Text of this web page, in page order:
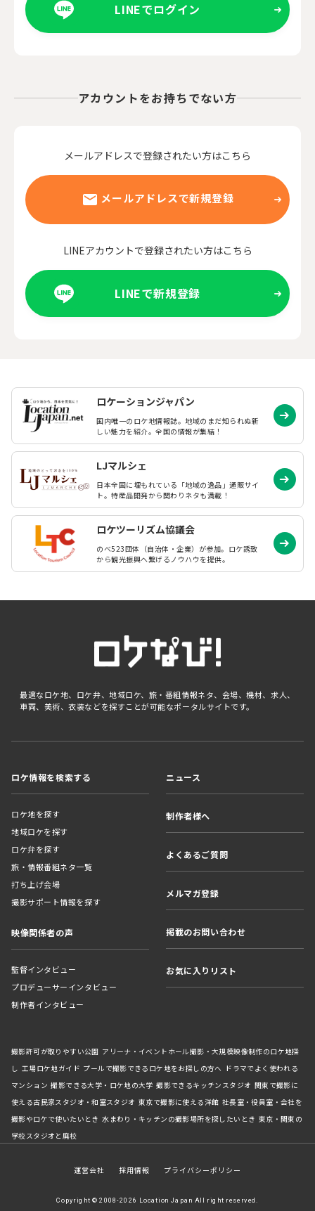
LINEでログイン
アカウントをお持ちでない方
メールアドレスで登録されたい方はこちら
メールアドレスで新規登録
LINEアカウントで登録されたい方はこちら
LINEで新規登録
ロケーションジャパン
国内唯一のロケ地情報誌。地域のまだ知られぬ新
しい魅力を紹介。全国の情報が集結！
LJマルシェ
日本全国に埋もれている「地域の逸品」通販サイ
ト。特産品開発から関わりネタも満載！
ロケツーリズム協議会
のべ523団体（自治体・企業）が参加。ロケ誘致
から観光振興へ繋げるノウハウを提供。
最適なロケ地、ロケ弁、地域ロケ、旅・番組情報ネタ、会場、機材、求人、
車両、美術、衣装などを探すことが可能なポータルサイトです。
ロケ情報を検索する
ロケ地を探す
地域ロケを探す
ロケ弁を探す
旅・情報番組ネタ一覧
打ち上げ会場
撮影サポート情報を探す
映像関係者の声
監督インタビュー
プロデューサーインタビュー
制作者インタビュー
ニュース
制作者様へ
よくあるご質問
メルマガ登録
掲載のお問い合わせ
お気に入りリスト
撮影許可が取りやすい公園 アリーナ・イベントホール撮影・大規模映像制作のロケ地探
し 工場ロケ地ガイド プールで撮影できるロケ地をお探しの方へ ドラマでよく使われる
マンション 撮影できる大学・ロケ地の大学 撮影できるキッチンスタジオ 関東で撮影に
使える古民家スタジオ・和室スタジオ 東京で撮影に使える洋館 社長室・役員室・会社を
撮影やロケで使いたいとき 水まわり・キッチンの撮影場所を探したいとき 東京・関東の
学校スタジオと廃校
運営会社 採用情報 プライバシーポリシー
Copyright © 2008-2026 Location Japan All right reserved.